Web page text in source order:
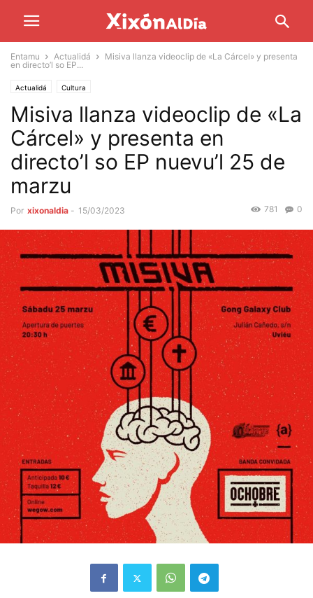
Entamu Actualidá
Misiva llanza videoclip de «La Cárcel» y presenta
en directo’l so EP...
Actualidá Cultura
Misiva llanza videoclip de «La
Cárcel» y presenta en
directo’l so EP nuevu’l 25 de
marzu
Por xixonaldia - 15/03/2023 0
781